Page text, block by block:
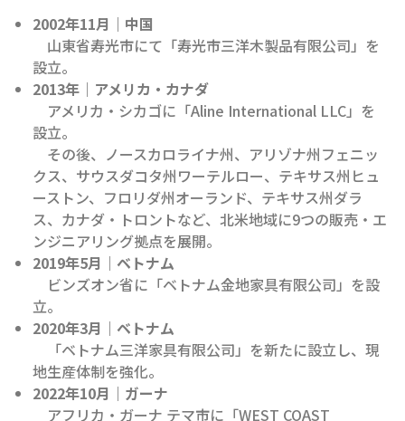
2002年11月｜中国
山東省寿光市にて「寿光市三洋木製品有限公司」を
設立。
2013年｜アメリカ・カナダ
アメリカ・シカゴに「Aline International LLC」を
設立。
その後、ノースカロライナ州、アリゾナ州フェニッ
クス、サウスダコタ州ワーテルロー、テキサス州ヒュ
ーストン、フロリダ州オーランド、テキサス州ダラ
ス、カナダ・トロントなど、北米地域に9つの販売・エ
ンジニアリング拠点を展開。
2019年5月｜ベトナム
ビンズオン省に「ベトナム金地家具有限公司」を設
立。
2020年3月｜ベトナム
「ベトナム三洋家具有限公司」を新たに設立し、現
地生産体制を強化。
2022年10月｜ガーナ
アフリカ・ガーナ テマ市に「WEST COAST